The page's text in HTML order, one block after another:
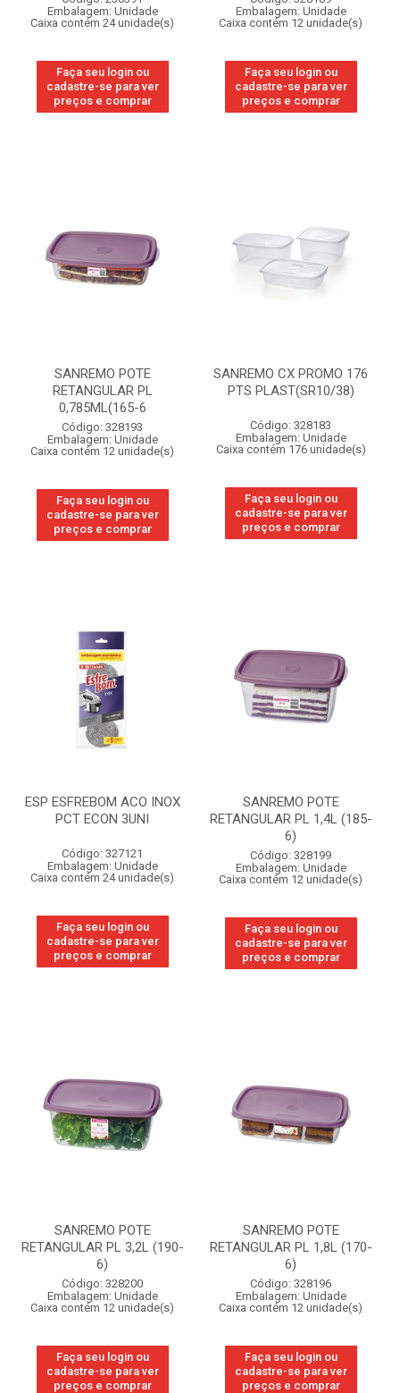
Embalagem: Unidade
Caixa contém 24 unidade(s)
Faça seu login ou
cadastre-se para ver
preços e comprar
Embalagem: Unidade
Caixa contém 12 unidade(s)
Faça seu login ou
cadastre-se para ver
preços e comprar
SANREMO POTE
RETANGULAR PL
0,785ML(165-6
Código: 328193
Embalagem: Unidade
Caixa contém 12 unidade(s)
Faça seu login ou
cadastre-se para ver
preços e comprar
SANREMO CX PROMO 176
PTS PLAST(SR10/38)
Código: 328183
Embalagem: Unidade
Caixa contém 176 unidade(s)
Faça seu login ou
cadastre-se para ver
preços e comprar
ESP ESFREBOM ACO INOX
PCT ECON 3UNI
Código: 327121
Embalagem: Unidade
Caixa contém 24 unidade(s)
Faça seu login ou
cadastre-se para ver
preços e comprar
SANREMO POTE
RETANGULAR PL 1,4L (185-
6)
Código: 328199
Embalagem: Unidade
Caixa contém 12 unidade(s)
Faça seu login ou
cadastre-se para ver
preços e comprar
SANREMO POTE
RETANGULAR PL 3,2L (190-
6)
Código: 328200
Embalagem: Unidade
Caixa contém 12 unidade(s)
Faça seu login ou
cadastre-se para ver
preços e comprar
SANREMO POTE
RETANGULAR PL 1,8L (170-
6)
Código: 328196
Embalagem: Unidade
Caixa contém 12 unidade(s)
Faça seu login ou
cadastre-se para ver
preços e comprar